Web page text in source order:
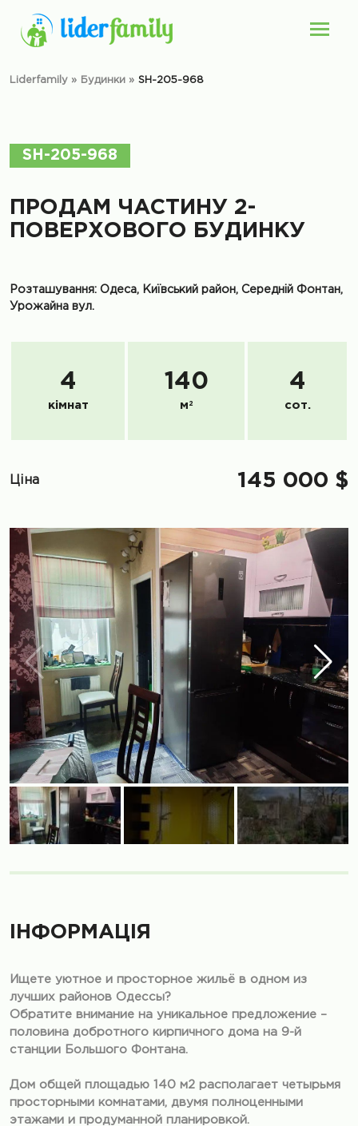
Liderfamily » Будинки » SH-205-968
SH-205-968
ПРОДАМ ЧАСТИНУ 2-
ПОВЕРХОВОГО БУДИНКУ
Розташування: Одеса, Київський район, Середній Фонтан,
Урожайна вул.
4
кімнат
140
м 2
4
сот.
Ціна 145 000 $
ІНФОРМАЦІЯ
Ищете уютное и просторное жильё в одном из
лучших районов Одессы?
Обратите внимание на уникальное предложение –
половина добротного кирпичного дома на 9-й
станции Большого Фонтана.
Дом общей площадью 140 м2 располагает четырьмя
просторными комнатами, двумя полноценными
этажами и продуманной планировкой.